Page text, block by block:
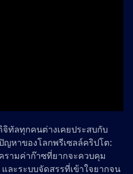
ทัลทุกคนต่างเคยประสบกับ
ญหาของโลกพรีเซลล์คริปโต:
รามค่าก๊าซที่ยากจะควบคุม
ละระบบจัดสรรที่เข้าใจยากจน